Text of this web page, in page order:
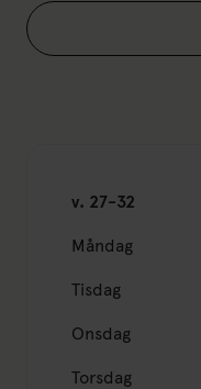
v. 27-32
Måndag
Tisdag
Onsdag
Torsdag